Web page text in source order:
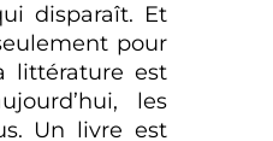
disparaît. Et
pour
littérature est
les
Un livre est